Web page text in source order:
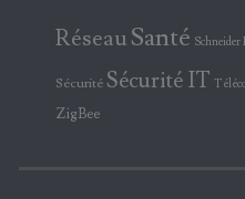
RéseauSanté Schneider
Sécurité Sécurité IT
ZigBee